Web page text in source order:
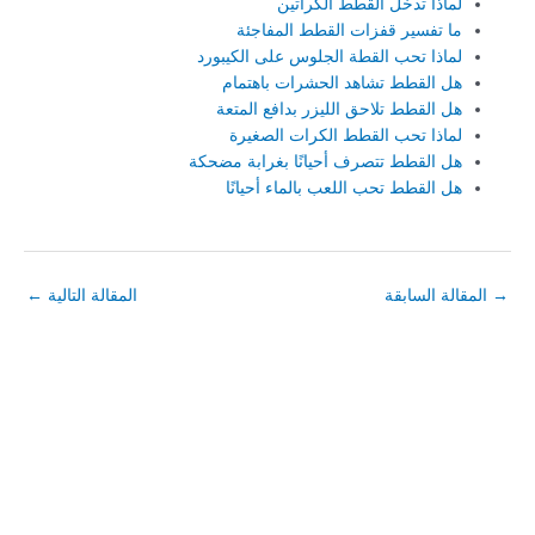
لماذا تدخل القطط الكراتين
ما تفسير قفزات القطط المفاجئة
لماذا تحب القطة الجلوس على الكيبورد
هل القطط تشاهد الحشرات باهتمام
هل القطط تلاحق الليزر بدافع المتعة
لماذا تحب القطط الكرات الصغيرة
هل القطط تتصرف أحيانًا بغرابة مضحكة
هل القطط تحب اللعب بالماء أحيانًا
→ المقالة السابقة المقالة التالية ←